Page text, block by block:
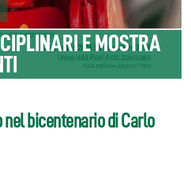
E MOSTRA
nel bicentenario di Carlo